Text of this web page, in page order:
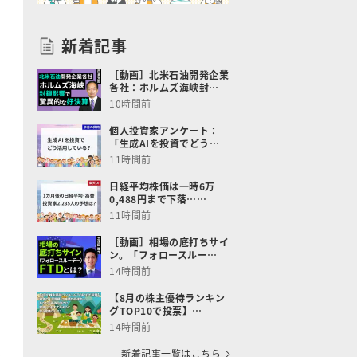
新着記事
［動画］北米石油開発企業
各社：ホルムズ海峡封…
10時間前
個人投資家アンケート：
「生成AIを投資でどう…
11時間前
日経平均株価は一時6万
0,488円まで下落……
11時間前
［動画］相場の底打ちサイ
ン。「フォロースルー…
14時間前
【8月の株主優待ランキン
グTOP10で投票】…
14時間前
新着記事一覧はこちら